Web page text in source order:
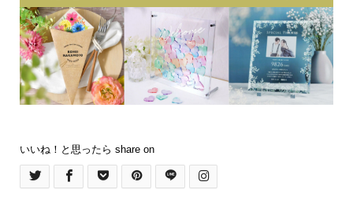
いいね！と思ったら share on